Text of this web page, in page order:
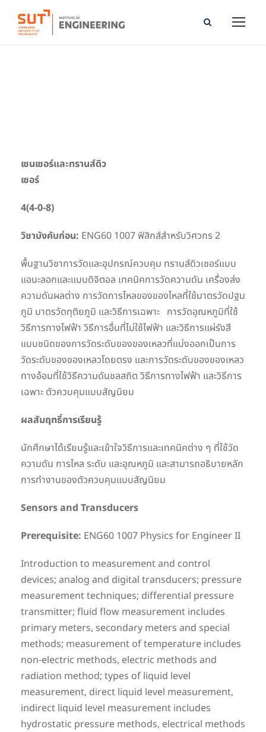
เซนเซอร์และทรานส์ดิว
เซอร์
4(4-0-8)
วิชาบังคับก่อน: ENG60 1007 ฟิสิกส์สำหรับวิศวกร 2
พื้นฐานวิชาการวัดและอุปกรณ์ควบคุม ทรานส์ดิวเซอร์แบบ
แอนะลอกและแบบดิจิตอล เทคนิคการวัดความดัน เครื่องส่ง
ความดันผลต่าง การวัดการไหลของของไหลที่ใช้มาตรวัดปฐม
ภูมิ มาตรวัดทุติยภูมิ และวิธีการเฉพาะ การวัดอุณหภูมิที่ใช้
วิธีการทางไฟฟ้า วิธีการอื่นที่ไม่ใช้ไฟฟ้า และวิธีการแผ่รังสี
แบบชนิดของการวัดระดับของของเหลวที่แบ่งออกเป็นการ
วัดระดับของของเหลวโดยตรง และการวัดระดับของของเหลว
ทางอ้อมที่ใช้วิธีความดันชลสถิต วิธีการทางไฟฟ้า และวิธีการ
เฉพาะ ตัวควบคุมแบบสัญนิยม
ผลสัมฤทธิ์การเรียนรู้
นักศึกษาได้เรียนรู้และเข้าใจวิธีการและเทคนิคต่าง ๆ ที่ใช้วัด
ความดัน การไหล ระดับ และอุณหภูมิ และสามารถอธิบายหลัก
การทำงานของตัวควบคุมแบบสัญนิยม
Sensors and Transducers
Prerequisite: ENG60 1007 Physics for Engineer II
Introduction to measurement and control
devices; analog and digital transducers; pressure
measurement techniques; differential pressure
transmitter; fluid flow measurement includes
primary meters, secondary meters and special
methods; measurement of temperature includes
non-electric methods, electric methods and
radiation method; types of liquid level
measurement, direct liquid level measurement,
indirect liquid level measurement includes
hydrostatic pressure methods, electrical methods